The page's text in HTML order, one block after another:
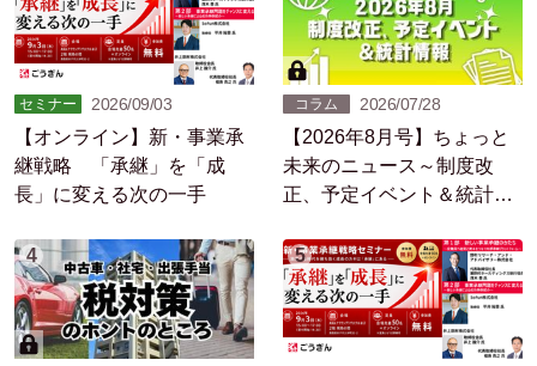
セミナー 2026/09/03
【オンライン】新・事業承
継戦略 「承継」を「成
長」に変える次の一手
コラム 2026/07/28
【2026年8月号】ちょっと
未来のニュース～制度改
正、予定イベント＆統計情
4
5